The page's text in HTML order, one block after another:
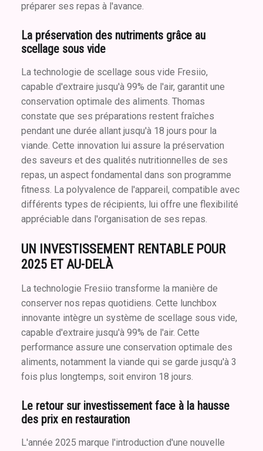
préparer ses repas à l'avance.
La préservation des nutriments grâce au
scellage sous vide
La technologie de scellage sous vide Fresiio,
capable d'extraire jusqu'à 99% de l'air, garantit une
conservation optimale des aliments. Thomas
constate que ses préparations restent fraîches
pendant une durée allant jusqu'à 18 jours pour la
viande. Cette innovation lui assure la préservation
des saveurs et des qualités nutritionnelles de ses
repas, un aspect fondamental dans son programme
fitness. La polyvalence de l'appareil, compatible avec
différents types de récipients, lui offre une flexibilité
appréciable dans l'organisation de ses repas.
UN INVESTISSEMENT RENTABLE POUR
2025 ET AU-DELÀ
La technologie Fresiio transforme la manière de
conserver nos repas quotidiens. Cette lunchbox
innovante intègre un système de scellage sous vide,
capable d'extraire jusqu'à 99% de l'air. Cette
performance assure une conservation optimale des
aliments, notamment la viande qui se garde jusqu'à 3
fois plus longtemps, soit environ 18 jours.
Le retour sur investissement face à la hausse
des prix en restauration
L'année 2025 marque l'introduction d'une nouvelle